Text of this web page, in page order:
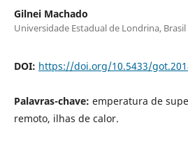
Gilnei Machado
Universidade Estadual de Londrina, Brasil
DOI: https://doi.org/10.5433/
Palavras-chave: emperatura de
remoto, ilhas de calor.